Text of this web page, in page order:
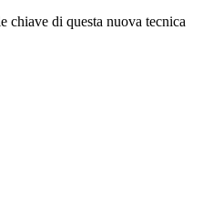
chiave di questa nuova tecnica